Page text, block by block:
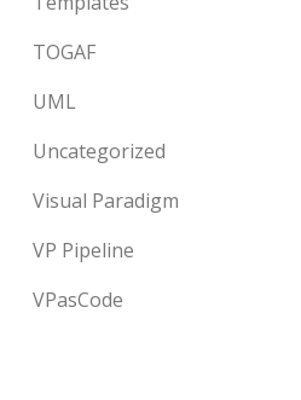
TOGAF
UML
Uncategorized
Visual Paradigm
VP Pipeline
VPasCode